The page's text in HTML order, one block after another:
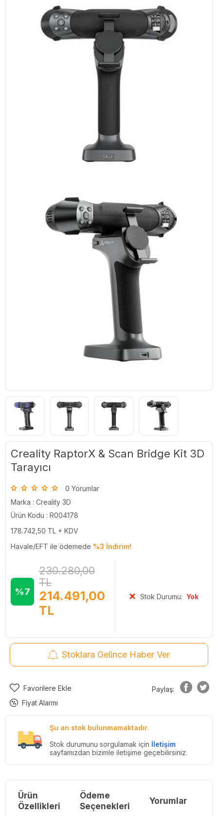
Creality RaptorX & Scan Bridge Kit 3D
Tarayıcı
0 Yorumlar
Marka : Creality 3D
Ürün Kodu : R004178
178.742,50 TL + KDV
Havale/EFT ile ödemede %3 İndirim!
%7
214.491,00
TL
230.280,00
TL
Stok Durumu: Yok
Stoklara Gelince Haber Ver
Favorilere Ekle
Fiyat Alarmı
Paylaş:
Şu an stok bulunmamaktadır.
Stok durumunu sorgulamak için İletişim
sayfamızdan bizimle iletişime geçebilirsiniz.
Ürün
Özellikleri
Ödeme
Seçenekleri
Yorumlar